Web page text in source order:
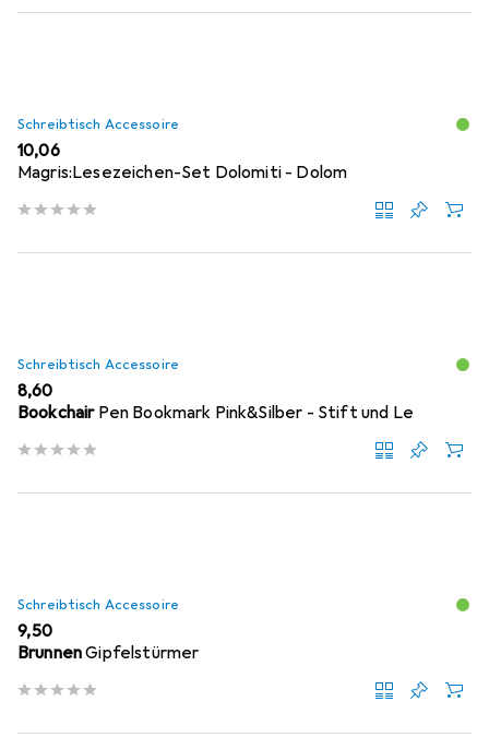
Schreibtisch Accessoire
EUR
10,06
Magris:Lesezeichen-Set Dolomiti - Dolom
Schreibtisch Accessoire
EUR
8,60
Bookchair Pen Bookmark Pink&Silber - Stift und Le
Schreibtisch Accessoire
EUR
9,50
BrunnenGipfelstürmer